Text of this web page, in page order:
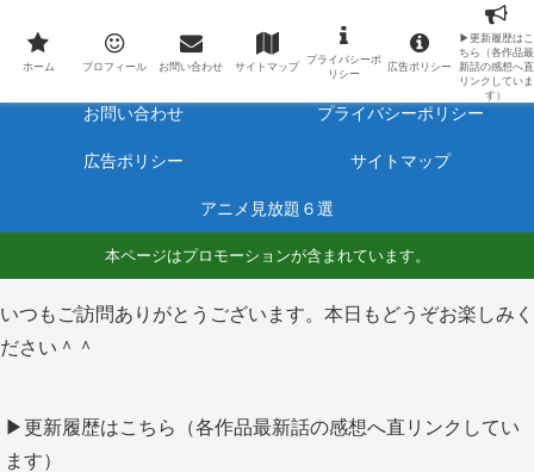
最新アニメのあらすじと感想をネタバレ有りで毎日更新しています。
ホーム プロフィール
お問い合わせ プライバシーポリシー
広告ポリシー サイトマップ
アニメ見放題６選
本ページはプロモーションが含まれています。
いつもご訪問ありがとうございます。本日もどうぞお楽しみく
ださい＾＾
▶更新履歴はこちら（各作品最新話の感想へ直リンクしてい
ます）
ホーム プロフィール お問い合わせ サイトマップ
プライバシーポ
リシー
広告ポリシー
▶更新履歴はこ
ちら（各作品最
新話の感想へ直
リンクしていま
す）